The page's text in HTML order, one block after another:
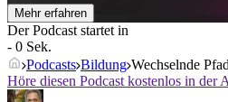
Mehr erfahren
Der Podcast startet in
- 0 Sek.
Podcasts Bildung Wechselnde
Höre diesen Podcast kostenlos in der